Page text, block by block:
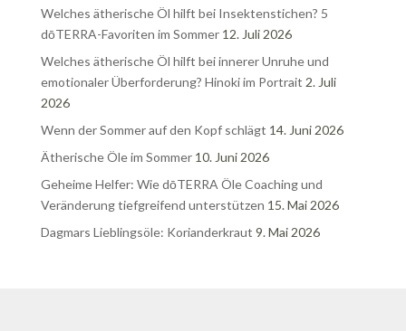
Welches ätherische Öl hilft bei Insektenstichen? 5
dōTERRA-Favoriten im Sommer 12. Juli 2026
Welches ätherische Öl hilft bei innerer Unruhe und
emotionaler Überforderung? Hinoki im Portrait 2. Juli
2026
Wenn der Sommer auf den Kopf schlägt 14. Juni 2026
Ätherische Öle im Sommer 10. Juni 2026
Geheime Helfer: Wie dōTERRA Öle Coaching und
Veränderung tiefgreifend unterstützen 15. Mai 2026
Dagmars Lieblingsöle: Korianderkraut 9. Mai 2026